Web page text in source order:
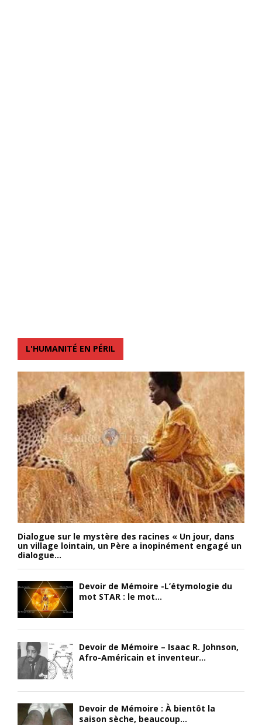
L'HUMANITÉ EN PÉRIL
Dialogue sur le mystère des racines « Un jour, dans
un village lointain, un Père a inopinément engagé un
dialogue...
Devoir de Mémoire -L’étymologie du
mot STAR : le mot...
Devoir de Mémoire – Isaac R. Johnson,
Afro-Américain et inventeur...
Devoir de Mémoire : À bientôt la
saison sèche, beaucoup...